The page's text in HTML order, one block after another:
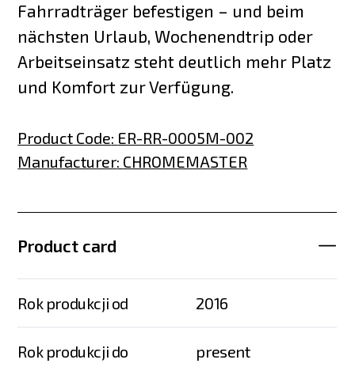
Fahrradträger befestigen – und beim
nächsten Urlaub, Wochenendtrip oder
Arbeitseinsatz steht deutlich mehr Platz
und Komfort zur Verfügung.
Product Code: ER-RR-0005M-002
Manufacturer: CHROMEMASTER
Product card
Rok produkcji od 2016
Rok produkcji do present